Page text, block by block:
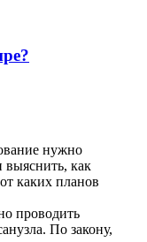
нужно
выяснить, как
каких планов
проводить
По закону,